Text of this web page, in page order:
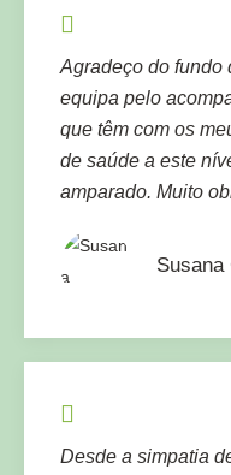
Agradeço do fundo
equipa pelo
que têm com os
de saúde a este
amparado. Muito
Susana
Desde a simpatia